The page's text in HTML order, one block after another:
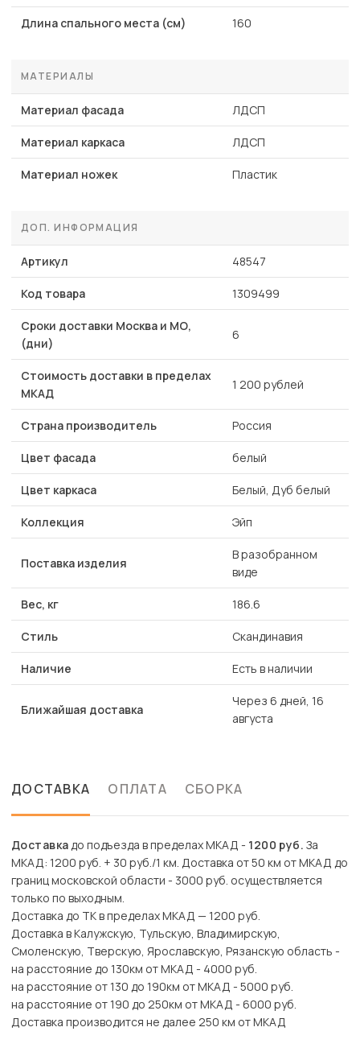
Длина спального места (см) 160
МАТЕРИАЛЫ
Материал фасада ЛДСП
Материал каркаса ЛДСП
Материал ножек Пластик
ДОП. ИНФОРМАЦИЯ
Артикул 48547
Код товара 1309499
Сроки доставки Москва и МО,
(дни)
6
Стоимость доставки в пределах
МКАД
1 200 рублей
Страна производитель Россия
Цвет фасада белый
Цвет каркаса Белый, Дуб белый
Коллекция Эйп
Поставка изделия
В разобранном
виде
Вес, кг 186.6
Стиль Скандинавия
Наличие Есть в наличии
Ближайшая доставка
Через 6 дней, 16
августа
ДОСТАВКА ОПЛАТА СБОРКА
Доставкадо подъезда в пределах МКАД - 1200 руб. За
МКАД: 1200 руб. + 30 руб./1 км. Доставка от 50 км от МКАД до
границ московской области - 3000 руб. осуществляется
только по выходным.
Доставка до ТК в пределах МКАД — 1200 руб.
Доставка в Калужскую, Тульскую, Владимирскую,
Смоленскую, Тверскую, Ярославскую, Рязанскую область -
на расстояние до 130км от МКАД - 4000 руб.
на расстояние от 130 до 190км от МКАД - 5000 руб.
на расстояние от 190 до 250км от МКАД - 6000 руб.
Доставка производится не далее 250 км от МКАД